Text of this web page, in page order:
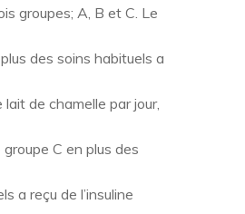
groupes; A, B et C. Le
des soins habituels a
lait de chamelle par jour,
C en plus des
a reçu de l’insuline